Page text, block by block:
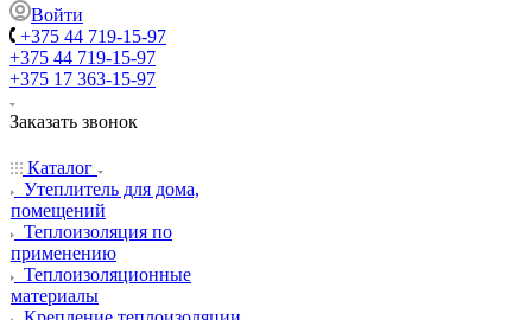
Войти
+375 44 719-15-97
+375 44 719-15-97
+375 17 363-15-97
Заказать звонок
Каталог
Утеплитель для дома,
помещений
Теплоизоляция по
применению
Теплоизоляционные
материалы